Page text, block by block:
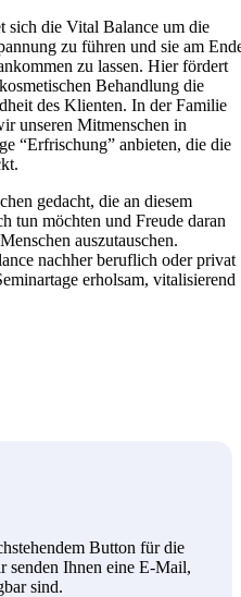
sich die Vital Balance um die
zu führen und sie am
zu lassen. Hier fördert
Behandlung die
des Klienten. In der Familie
unseren Mitmenschen in
“Erfrischung” anbieten, die die
gedacht, die an diesem
tun möchten und Freude daran
auszutauschen.
nachher beruflich oder privat
erholsam, vitalisierend
Button für die
senden Ihnen eine E-Mail,
sind.